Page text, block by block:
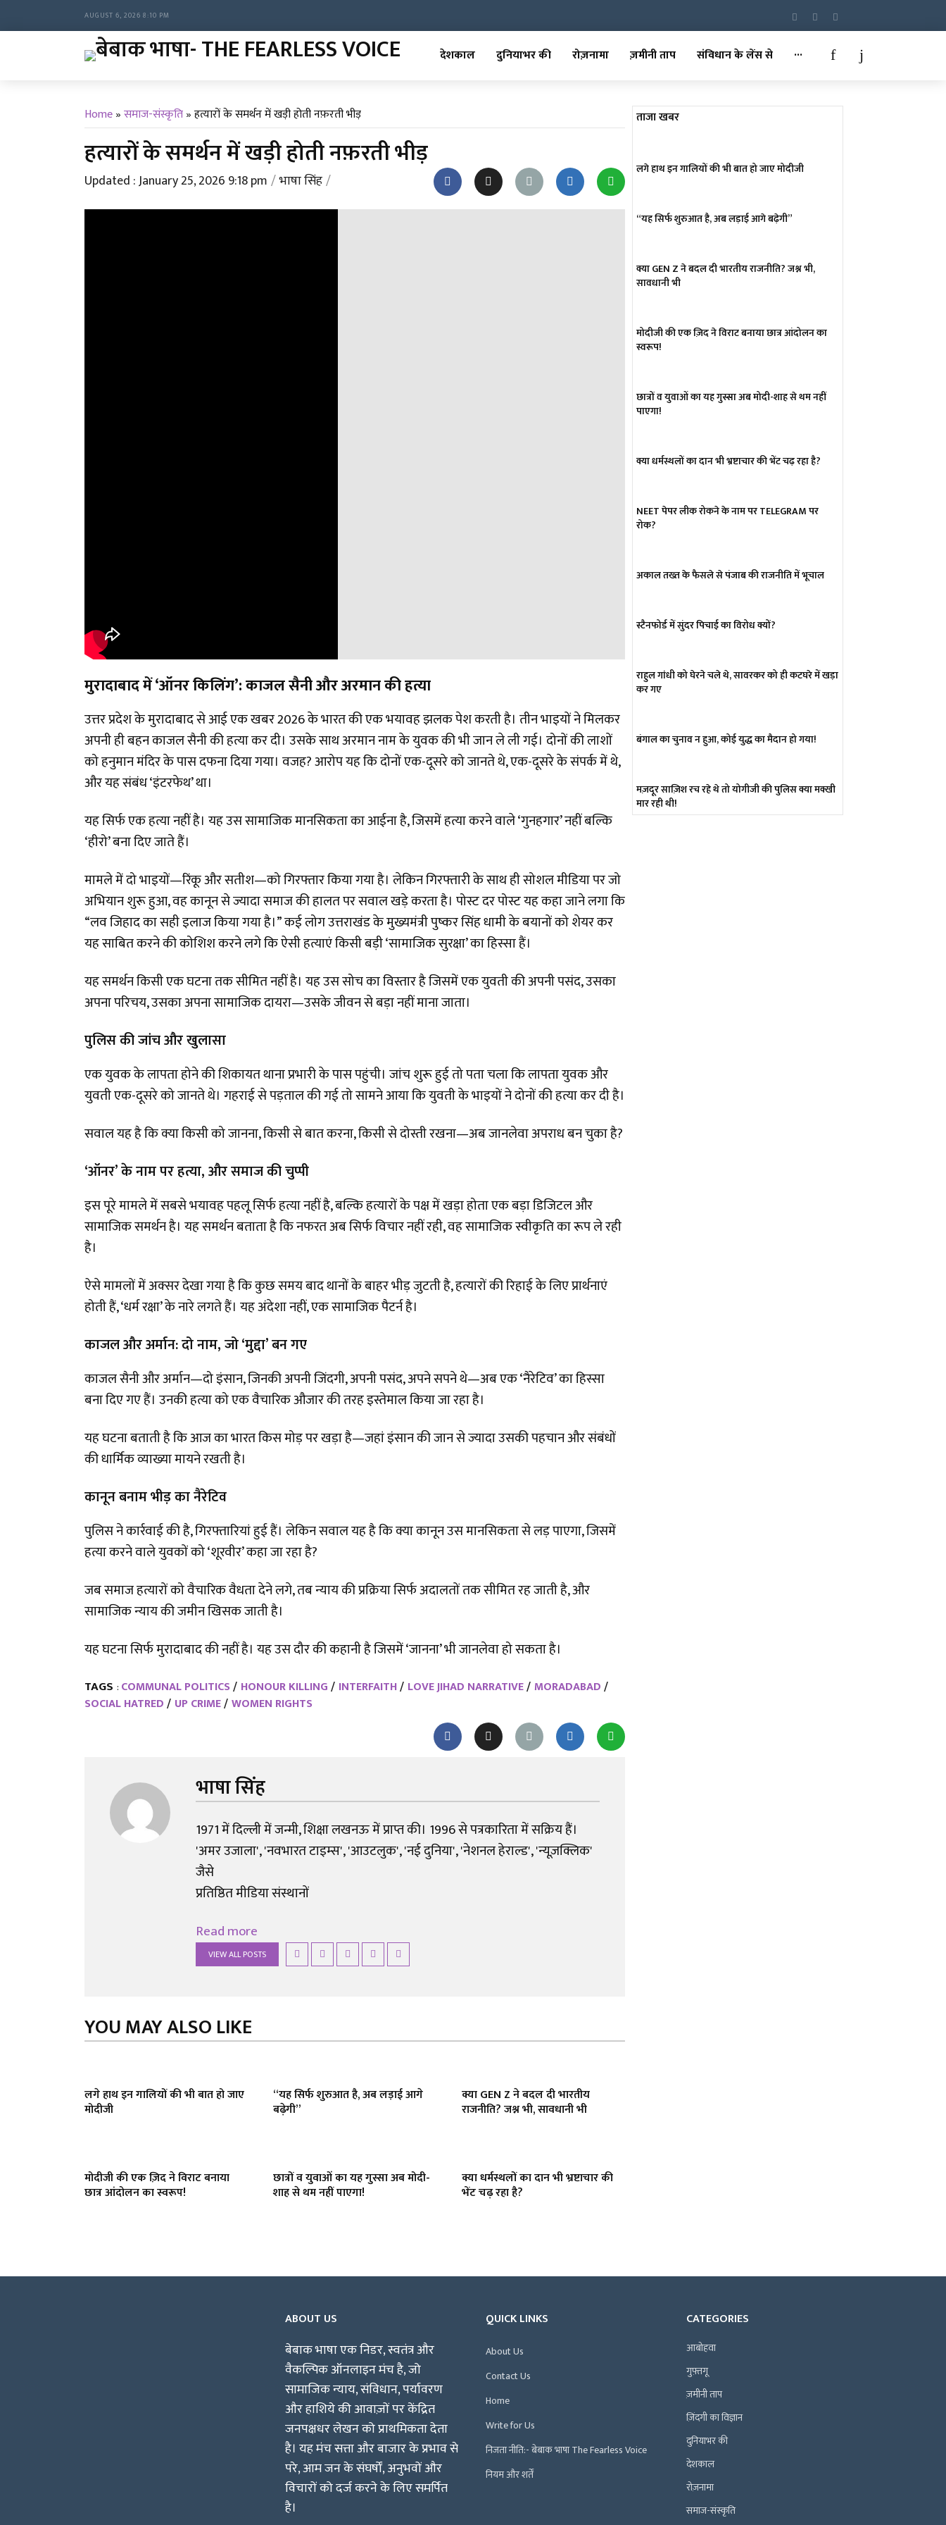
AUGUST 6, 2026 8:10 PM
देशकाल दुनियाभर की रोज़नामा ज़मीनी ताप संविधान के लेंस से ···
Home»समाज-संस्कृति»हत्यारों के समर्थन में खड़ी होती नफ़रती भीड़
हत्यारों के समर्थन में खड़ी होती नफ़रती भीड़
Updated : January 25, 2026 9:18 pm भाषा सिंह
मुरादाबाद में‘ऑनर किलिंग’: काजल सैनी और अरमान की हत्या
उत्तर प्रदेश के मुरादाबाद से आई एक खबर 2026 के भारत की एक भयावह झलक पेश करती है। तीन भाइयों ने मिलकर
अपनी ही बहन काजल सैनी की हत्या कर दी। उसके साथ अरमान नाम के युवक की भी जान ले ली गई। दोनों की लाशों
को हनुमान मंदिर के पास दफना दिया गया। वजह? आरोप यह कि दोनों एक-दूसरे को जानते थे, एक-दूसरे के संपर्क में थे,
और यह संबंध ‘इंटरफेथ’ था।
यह सिर्फ एक हत्या नहीं है। यह उस सामाजिक मानसिकता का आईना है, जिसमें हत्या करने वाले ‘गुनहगार’ नहीं बल्कि
‘हीरो’ बना दिए जाते हैं।
मामले में दो भाइयों—रिंकू और सतीश—को गिरफ्तार किया गया है। लेकिन गिरफ्तारी के साथ ही सोशल मीडिया पर जो
अभियान शुरू हुआ, वह कानून से ज्यादा समाज की हालत पर सवाल खड़े करता है। पोस्ट दर पोस्ट यह कहा जाने लगा कि
“लव जिहाद का सही इलाज किया गया है।” कई लोग उत्तराखंड के मुख्यमंत्री पुष्कर सिंह धामी के बयानों को शेयर कर
यह साबित करने की कोशिश करने लगे कि ऐसी हत्याएं किसी बड़ी ‘सामाजिक सुरक्षा’ का हिस्सा हैं।
यह समर्थन किसी एक घटना तक सीमित नहीं है। यह उस सोच का विस्तार है जिसमें एक युवती की अपनी पसंद, उसका
अपना परिचय, उसका अपना सामाजिक दायरा—उसके जीवन से बड़ा नहीं माना जाता।
पुलिस की जांच और खुलासा
एक युवक के लापता होने की शिकायत थाना प्रभारी के पास पहुंची। जांच शुरू हुई तो पता चला कि लापता युवक और
युवती एक-दूसरे को जानते थे। गहराई से पड़ताल की गई तो सामने आया कि युवती के भाइयों ने दोनों की हत्या कर दी है।
सवाल यह है कि क्या किसी को जानना, किसी से बात करना, किसी से दोस्ती रखना—अब जानलेवा अपराध बन चुका है?
‘ऑनर’ के नाम पर हत्या, और समाज की चुप्पी
इस पूरे मामले में सबसे भयावह पहलू सिर्फ हत्या नहीं है, बल्कि हत्यारों के पक्ष में खड़ा होता एक बड़ा डिजिटल और
सामाजिक समर्थन है। यह समर्थन बताता है कि नफरत अब सिर्फ विचार नहीं रही, वह सामाजिक स्वीकृति का रूप ले रही
है।
ऐसे मामलों में अक्सर देखा गया है कि कुछ समय बाद थानों के बाहर भीड़ जुटती है, हत्यारों की रिहाई के लिए प्रार्थनाएं
होती हैं, ‘धर्म रक्षा’ के नारे लगते हैं। यह अंदेशा नहीं, एक सामाजिक पैटर्न है।
काजल और अर्मान: दो नाम, जो ‘मुद्दा’ बन गए
काजल सैनी और अर्मान—दो इंसान, जिनकी अपनी जिंदगी, अपनी पसंद, अपने सपने थे—अब एक ‘नैरेटिव’ का हिस्सा
बना दिए गए हैं। उनकी हत्या को एक वैचारिक औजार की तरह इस्तेमाल किया जा रहा है।
यह घटना बताती है कि आज का भारत किस मोड़ पर खड़ा है—जहां इंसान की जान से ज्यादा उसकी पहचान और संबंधों
की धार्मिक व्याख्या मायने रखती है।
कानून बनाम भीड़ का नैरेटिव
पुलिस ने कार्रवाई की है, गिरफ्तारियां हुई हैं। लेकिन सवाल यह है कि क्या कानून उस मानसिकता से लड़ पाएगा, जिसमें
हत्या करने वाले युवकों को ‘शूरवीर’ कहा जा रहा है?
जब समाज हत्यारों को वैचारिक वैधता देने लगे, तब न्याय की प्रक्रिया सिर्फ अदालतों तक सीमित रह जाती है, और
सामाजिक न्याय की जमीन खिसक जाती है।
यह घटना सिर्फ मुरादाबाद की नहीं है। यह उस दौर की कहानी है जिसमें ‘जानना’ भी जानलेवा हो सकता है।
TAGS : COMMUNAL POLITICS HONOUR KILLING INTERFAITH LOVE JIHAD NARRATIVE MORADABAD
SOCIAL HATRED
UP CRIME WOMEN RIGHTS
भाषा सिंह
1971 में दिल्ली में जन्मी, शिक्षा लखनऊ में प्राप्त की। 1996 से पत्रकारिता में सक्रिय हैं।
'अमर उजाला', 'नवभारत टाइम्स', 'आउटलुक', 'नई दुनिया', 'नेशनल हेराल्ड', 'न्यूज़क्लिक'
जैसे
प्रतिष्ठित मीडिया संस्थानों
Read more
VIEW ALL POSTS
YOU MAY ALSO LIKE
लगे हाथ इन गालियों की भी बात हो जाए
मोदीजी
“यह सिर्फ शुरुआत है, अब लड़ाई आगे
बढ़ेगी”
क्या GEN Z ने बदल दी भारतीय
राजनीति? जश्न भी, सावधानी भी
मोदीजी की एक ज़िद ने विराट बनाया
छात्र आंदोलन का स्वरूप!
छात्रों व युवाओं का यह गुस्सा अब मोदी-
शाह से थम नहीं पाएगा!
क्या धर्मस्थलों का दान भी भ्रष्टाचार की
भेंट चढ़ रहा है?
ताजा खबर
लगे हाथ इन गालियों की भी बात हो जाए मोदीजी
“यह सिर्फ शुरुआत है, अब लड़ाई आगे बढ़ेगी”
क्या GEN Z ने बदल दी भारतीय राजनीति? जश्न भी,
सावधानी भी
मोदीजी की एक ज़िद ने विराट बनाया छात्र आंदोलन का
स्वरूप!
छात्रों व युवाओं का यह गुस्सा अब मोदी-शाह से थम नहीं
पाएगा!
क्या धर्मस्थलों का दान भी भ्रष्टाचार की भेंट चढ़ रहा है?
NEET पेपर लीक रोकने के नाम पर TELEGRAM पर
रोक?
अकाल तख्त के फैसले से पंजाब की राजनीति में भूचाल
स्टैनफोर्ड में सुंदर पिचाई का विरोध क्यों?
राहुल गांधी को घेरने चले थे, सावरकर को ही कटघरे में खड़ा
कर गए
बंगाल का चुनाव न हुआ, कोई युद्ध का मैदान हो गया!
मज़दूर साज़िश रच रहे थे तो योगीजी की पुलिस क्या मक्खी
मार रही थी!
ABOUT US
बेबाक भाषा एक निडर, स्वतंत्र और
वैकल्पिक ऑनलाइन मंच है, जो
सामाजिक न्याय, संविधान, पर्यावरण
और हाशिये की आवाज़ों पर केंद्रित
जनपक्षधर लेखन को प्राथमिकता देता
है। यह मंच सत्ता और बाजार के प्रभाव से
परे, आम जन के संघर्षों, अनुभवों और
विचारों को दर्ज करने के लिए समर्पित
है।
QUICK LINKS
About Us
Contact Us
Home
Write for Us
निजता नीति:- बेबाक भाषा The Fearless Voice
नियम और शर्तें
CATEGORIES
आबोहवा
गुफ़्तगू
ज़मीनी ताप
ज़िंदगी का विज्ञान
दुनियाभर की
देशकाल
रोज़नामा
समाज-संस्कृति